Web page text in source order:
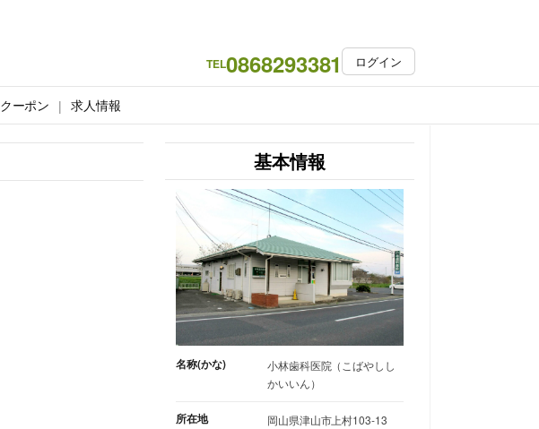
TEL0868293381 ログイン
クーポン 求人情報
基本情報
名称(かな)
小林歯科医院（こばやしし
かいいん）
所在地 岡山県津山市上村103-13